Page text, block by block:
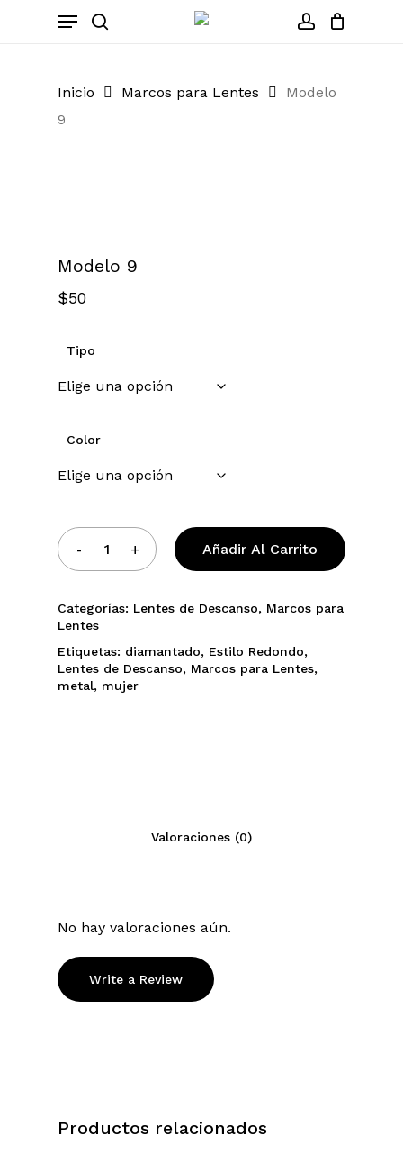
Menu
Inicio Marcos para Lentes
Modelo
9
Modelo 9
$50
Tipo
Color
Añadir Al Carrito
Categorías: Lentes de Descanso, Marcos para
Lentes
Etiquetas: diamantado, Estilo Redondo,
Lentes de Descanso, Marcos para Lentes,
metal, mujer
Valoraciones (0)
No hay valoraciones aún.
Write a Review
Productos relacionados